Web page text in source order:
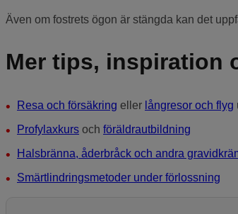
Även om fostrets ögon är stängda kan det
Mer tips, inspiration
Resa och försäkring eller långresor och flyg
Profylaxkurs och föräldrautbildning
Halsbränna, åderbråck och andra
Smärtlindringsmetoder under förlossning